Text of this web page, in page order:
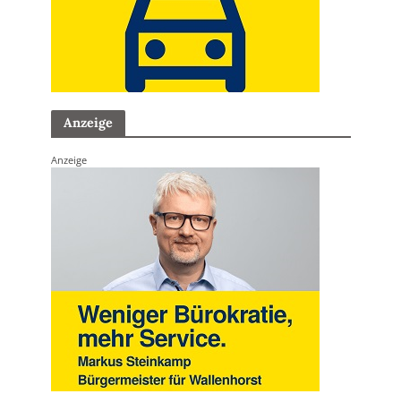
Anzeige
Anzeige